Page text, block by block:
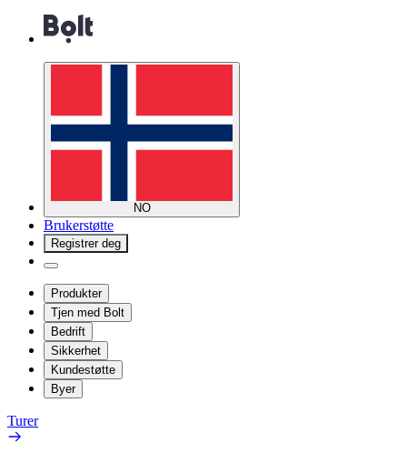
NO
Brukerstøtte
Registrer deg
Produkter
Tjen med Bolt
Bedrift
Sikkerhet
Kundestøtte
Byer
Turer